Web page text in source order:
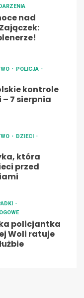
nad
POLICJA
kontrole
7 sierpnia
DZIECI
która
przed
policjantka
Woli ratuje